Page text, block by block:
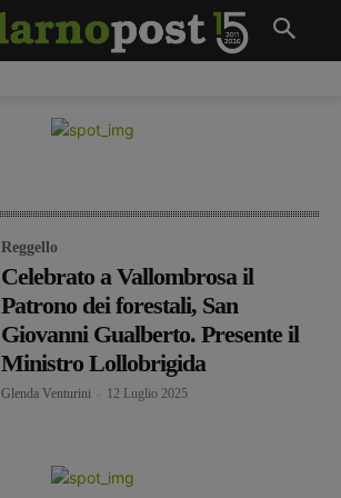
Reggello
Celebrato a Vallombrosa il
Patrono dei forestali, San
Giovanni Gualberto. Presente il
Ministro Lollobrigida
Glenda Venturini 12 Luglio 2025